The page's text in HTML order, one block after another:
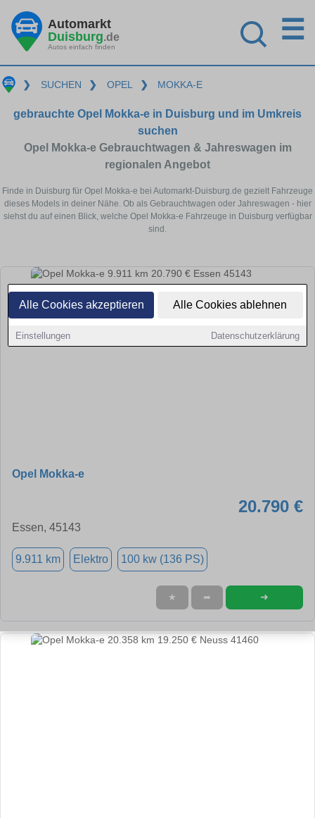
Alle Cookies akzeptieren Alle Cookies ablehnen
Einstellungen Datenschutzerklärung
Automarkt
Duisburg.de
Autos einfach finden
☰
❯ SUCHEN ❯ OPEL ❯ MOKKA-E
gebrauchte Opel Mokka-e in Duisburg und im Umkreis
suchen
Opel Mokka-e Gebrauchtwagen & Jahreswagen im
regionalen Angebot
Finde in Duisburg für Opel Mokka-e bei Automarkt-Duisburg.de gezielt Fahrzeuge
dieses Models in deiner Nähe. Ob als Gebrauchtwagen oder Jahreswagen - hier
siehst du auf einen Blick, welche Opel Mokka-e Fahrzeuge in Duisburg verfügbar
sind.
Opel Mokka-e
20.790 €
Essen, 45143
9.911 km Elektro 100 kw (136 PS)
★ ➦ ➜